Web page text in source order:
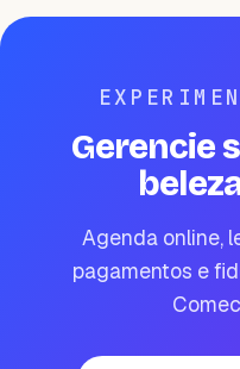
Gerencie
Agenda online,
pagamentos e